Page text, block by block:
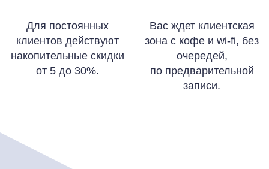
Для постоянных
клиентов действуют
накопительные скидки
от 5 до 30%.
Вас ждет клиентская
зона с кофе и wi-fi, без
очередей,
по предварительной
записи.